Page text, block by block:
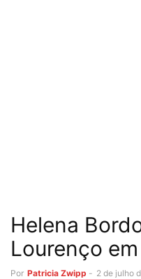
Helena
Lourenço
Por Patricia Zwipp - 2 de julho